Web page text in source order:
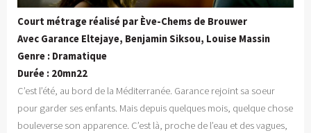
Court métrage réalisé par Ève-Chems de Brouwer
Avec Garance Eltejaye, Benjamin Siksou, Louise Massin
Genre : Dramatique
Durée : 20mn22
C’est l’été, au bord de la Méditerranée. Garance rejoint sa soeur
pour garder ses enfants. Mais depuis quelques mois, quelque chose
bouleverse son apparence. C’est là, proche de l’eau et des vagues,